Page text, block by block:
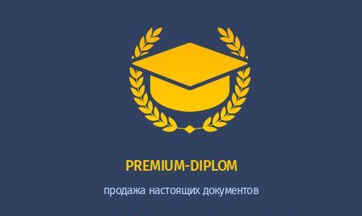
PREMIUM-DIPLOM
продажа настоящих документов